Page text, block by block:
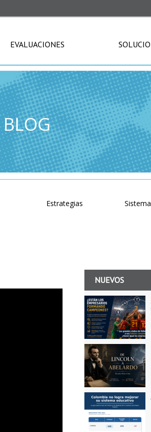
EVALUACIONES
BLOG
Estrategias
NUEVOS